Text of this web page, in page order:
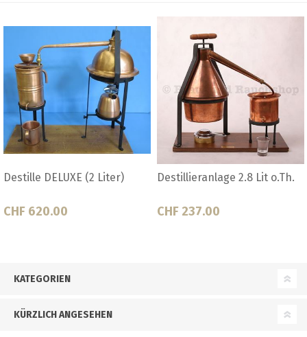
Destillieranlage 2.8 Lit o.Th.
CHF 237.00
Destillieranlage 2.8 Liter
CHF 285.00
KATEGORIEN
KÜRZLICH ANGESEHEN